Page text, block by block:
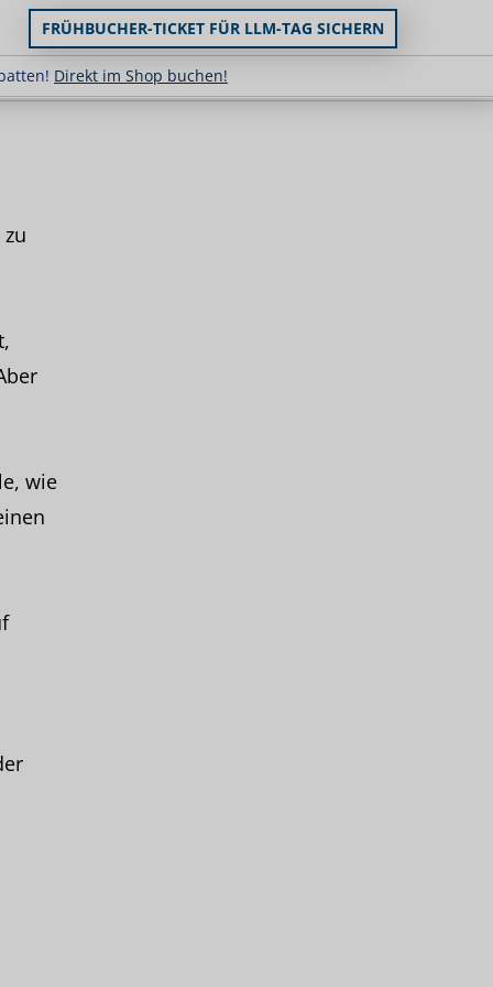
FRÜHBUCHER-TICKET FÜR LLM-TAG SICHERN
Direkt im Shop buchen!
Direkt im Shop buchen!
wie